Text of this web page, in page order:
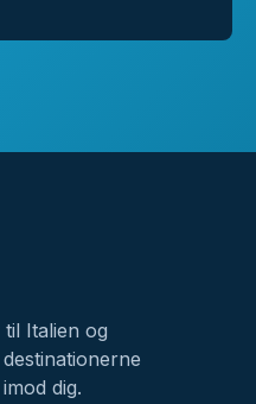
Italien og
dig.